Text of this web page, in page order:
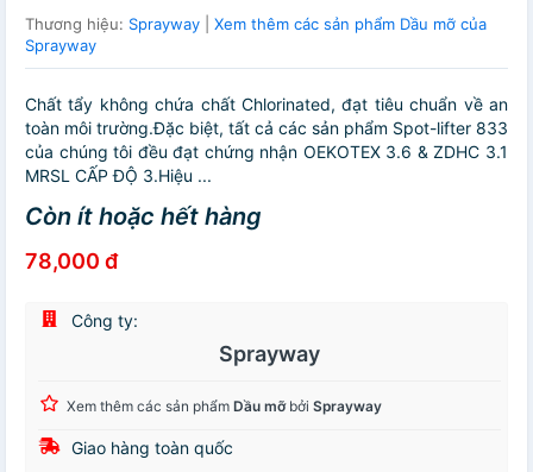
Thương hiệu: Sprayway
Xem thêm các sản phẩm Dầu mỡ của
Sprayway
Chất tẩy không chứa chất Chlorinated, đạt tiêu chuẩn về an
toàn môi trường.Đặc biệt, tất cả các sản phẩm Spot-lifter 833
của chúng tôi đều đạt chứng nhận OEKOTEX 3.6 & ZDHC 3.1
MRSL CẤP ĐỘ 3.Hiệu ...
Còn ít hoặc hết hàng
78,000 đ
Công ty:
Sprayway
Xem thêm các sản phẩm Dầu mỡbởi Sprayway
Giao hàng toàn quốc